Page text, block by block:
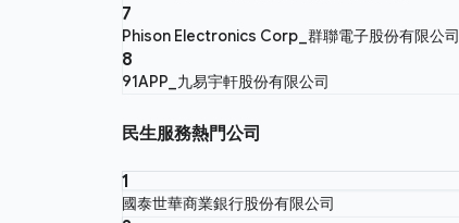
7
Phison Electronics Corp_群聯電子股份有限公司
8
91APP_九易宇軒股份有限公司
民生服務熱門公司
1
國泰世華商業銀行股份有限公司